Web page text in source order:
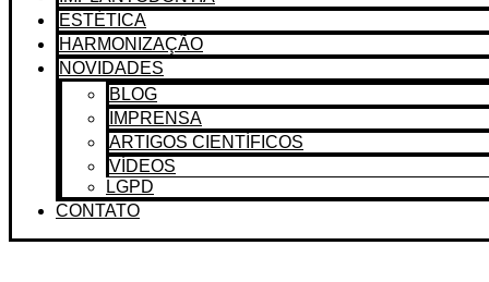
ESTÉTICA
HARMONIZAÇÃO
NOVIDADES
BLOG
IMPRENSA
ARTIGOS CIENTÍFICOS
VÍDEOS
LGPD
CONTATO